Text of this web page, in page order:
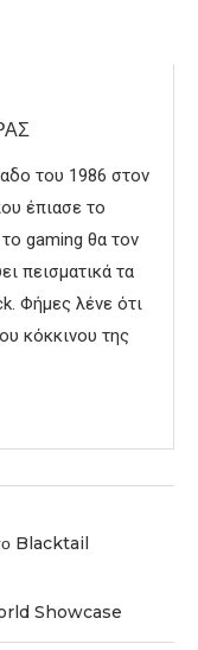
του 1986 στον
έπιασε το
gaming θα τον
πεισματικά τα
Φήμες λένε ότι
κόκκινου της
το Blacktail
Showcase